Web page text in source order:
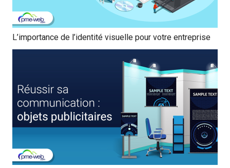
L’importance de l’identité visuelle pour votre entreprise